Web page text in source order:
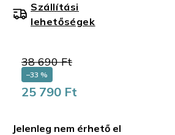
38 690 Ft
–33 %
25 790 Ft
Jelenleg nem érhető el
Szállítási
lehetőségek